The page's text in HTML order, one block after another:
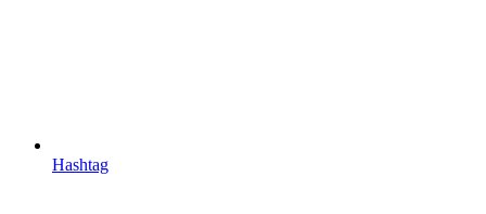
Hashtag